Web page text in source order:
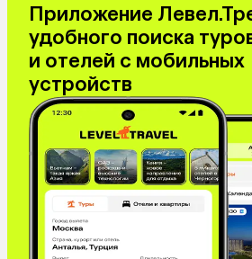
Приложение
удобного поиска
и отелей с мобильных
устройств